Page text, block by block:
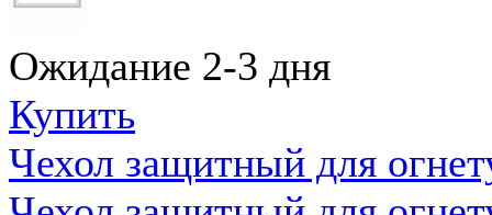
Ожидание 2-3 дня
Купить
Чехол защитный для